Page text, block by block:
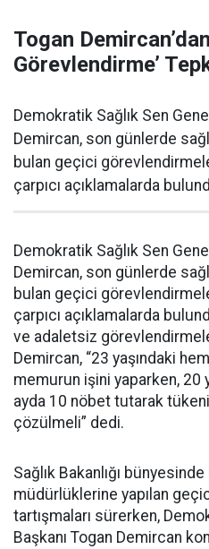
Togan
Görevlendirme’
Demokratik Sağlık Sen
Demircan, son günlerde
bulan geçici
çarpıcı açıklamalarda
Demokratik Sağlık Sen
Demircan, son günlerde
bulan geçici
çarpıcı açıklamalarda
ve adaletsiz
Demircan, “23 yaşındaki
memurun işini yaparken, 20
ayda 10 nöbet tutarak
çözülmeli” dedi.
Sağlık Bakanlığı
müdürlüklerine yapılan
tartışmaları sürerken,
Başkanı Togan Demircan